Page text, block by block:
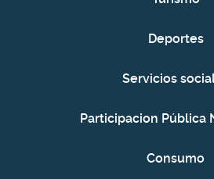
Deportes
Servicios
Participacion Pública
Consumo